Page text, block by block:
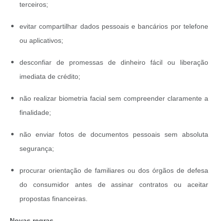
terceiros;
evitar compartilhar dados pessoais e bancários por telefone
ou aplicativos;
desconfiar de promessas de dinheiro fácil ou liberação
imediata de crédito;
não realizar biometria facial sem compreender claramente a
finalidade;
não enviar fotos de documentos pessoais sem absoluta
segurança;
procurar orientação de familiares ou dos órgãos de defesa
do consumidor antes de assinar contratos ou aceitar
propostas financeiras.